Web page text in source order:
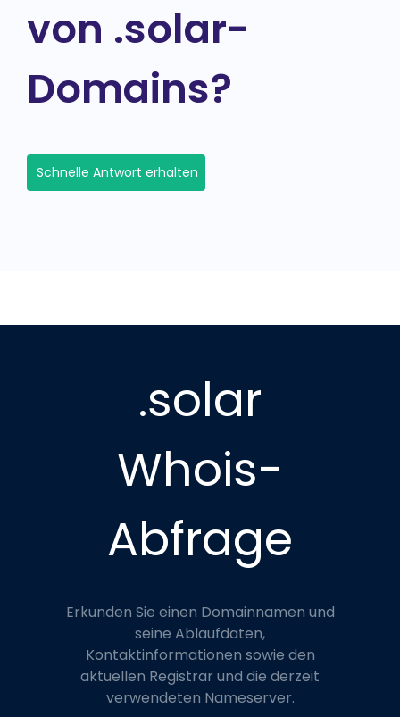
von .solar-
Domains?
Schnelle Antwort erhalten
.solar
Whois-
Abfrage
Erkunden Sie einen Domainnamen und
seine Ablaufdaten,
Kontaktinformationen sowie den
aktuellen Registrar und die derzeit
verwendeten Nameserver.